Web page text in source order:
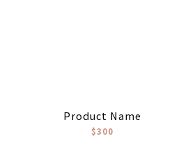
Product Name
$300